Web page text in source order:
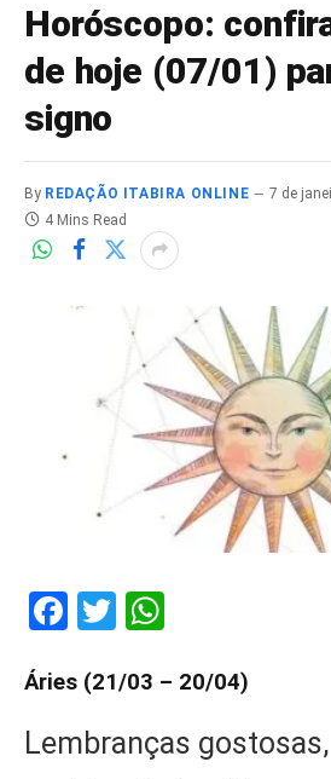
Horóscopo:
de hoje (07/01)
signo
By REDAÇÃO ITABIRA ONLINE
7 de
4 Mins Read
Facebook
Twitter
Áries (21/03 – 20/04)
Lembranças